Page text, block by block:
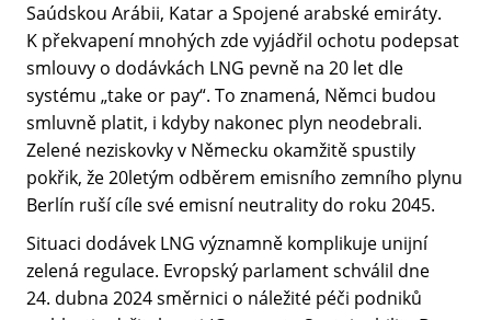
Saúdskou Arábii, Katar a Spojené arabské emiráty.
K překvapení mnohých zde vyjádřil ochotu podepsat
smlouvy o dodávkách LNG pevně na 20 let dle
systému „take or pay“. To znamená, Němci budou
smluvně platit, i kdyby nakonec plyn neodebrali.
Zelené neziskovky v Německu okamžitě spustily
pokřik, že 20letým odběrem emisního zemního plynu
Berlín ruší cíle své emisní neutrality do roku 2045.
Situaci dodávek LNG významně komplikuje unijní
zelená regulace. Evropský parlament schválil dne
24. dubna 2024 směrnici o náležité péči podniků